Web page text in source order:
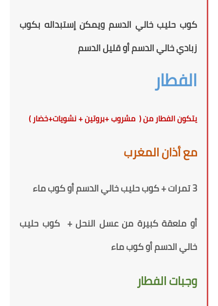
كوب حليب خالي الدسم ويمكن إستبداله بكوب
زبادي خالي الدسم أو قليل الدسم
الفطار
يتكون الفطار من ( مشروب +بروتين + نشويات+خضار )
مع أذان المغرب
3 تمرات + كوب حليب خالي الدسم أو كوب ماء
أو ملعقة كبيرة من عسل النحل +كوب حليب
خالي الدسمأو كوب ماء
وجبات الفطار